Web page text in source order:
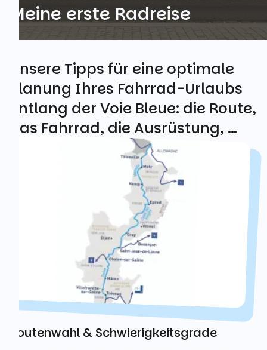
Meine erste Radreise
Unsere Tipps für eine optimale
Planung Ihres Fahrrad-Urlaubs
entlang der Voie Bleue: die Route,
das Fahrrad, die Ausrüstung, …
Routenwahl & Schwierigkeitsgrade